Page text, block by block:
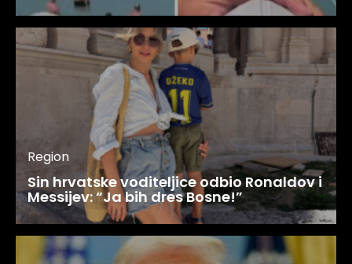
Region
Sin hrvatske voditeljice odbio Ronaldov i
Messijev: “Ja bih dres Bosne!”